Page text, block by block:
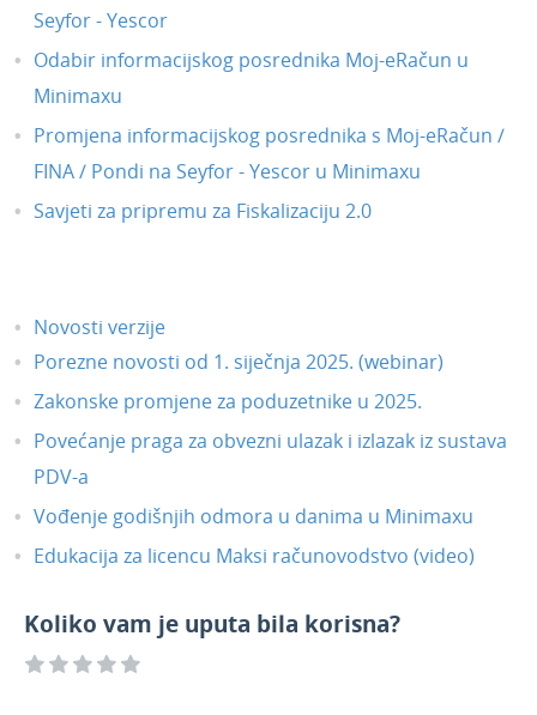
Seyfor - Yescor
Odabir informacijskog posrednika Moj-eRačun u
Minimaxu
Promjena informacijskog posrednika s Moj-eRačun /
FINA / Pondi na Seyfor - Yescor u Minimaxu
Savjeti za pripremu za Fiskalizaciju 2.0
Novosti verzije
Porezne novosti od 1. siječnja 2025. (webinar)
Zakonske promjene za poduzetnike u 2025.
Povećanje praga za obvezni ulazak i izlazak iz sustava
PDV-a
Vođenje godišnjih odmora u danima u Minimaxu
Edukacija za licencu Maksi računovodstvo (video)
Koliko vam je uputa bila korisna?